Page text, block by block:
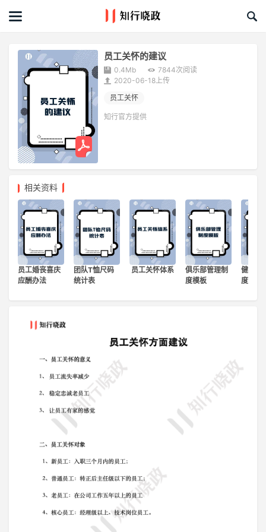
首页
文章
课程&活动
资料库
服务商
关于我们
登录
注册
员工关怀的建议
0.4Mb
7844次阅读
2020-06-18上传
员工关怀
知行官方提供
相关资料
员工婚丧喜庆
应酬办法
团队T恤尺码
统计表
员工关怀体系
俱乐部管理制
度模板
健身房
度